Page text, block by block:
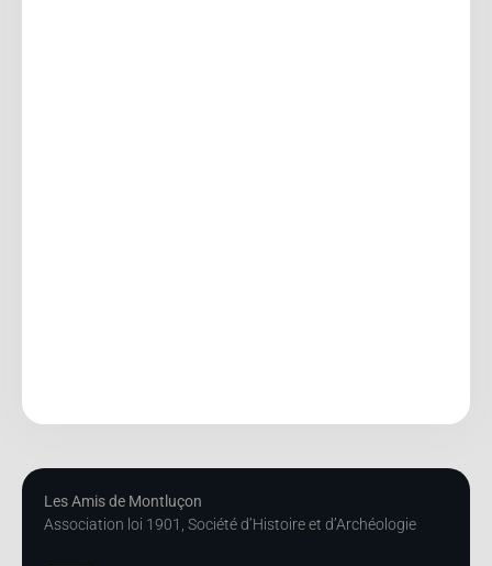
Les Amis de Montluçon
Association loi 1901, Société d’Histoire et d’Archéologie